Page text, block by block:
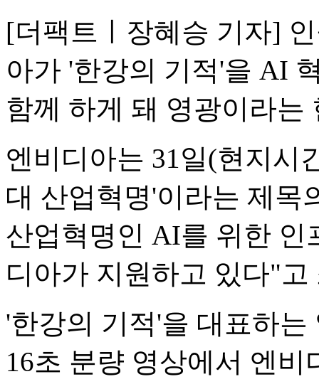
[더팩트ㅣ장혜승 기자]
아가 '한강의 기적'을 AI
함께 하게 돼 영광이라는
엔비디아는 31일(현지시
대 산업혁명'이라는 제목
산업혁명인 AI를 위한 인
디아가 지원하고 있다"고
'한강의 기적'을 대표하
16초 분량 영상에서 엔